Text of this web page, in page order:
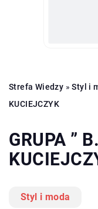
Strefa Wiedzy »Styl i
KUCIEJCZYK
GRUPA ”
Styl i moda